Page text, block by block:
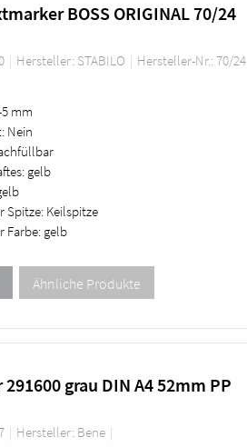
BOSS ORIGINAL 70/24
Hersteller: STABILO Hersteller-Nr.: 70/24
mm
Nein
gelb
Spitze: Keilspitze
Farbe: gelb
grau DIN A4 52mm PP
Hersteller: Bene